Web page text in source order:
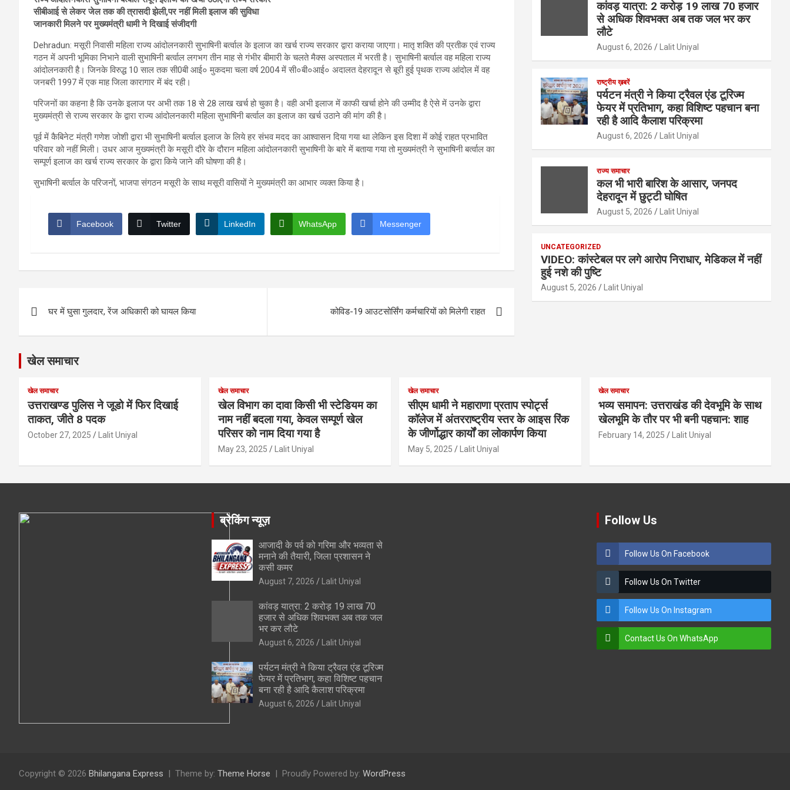
सीबीआई से लेकर जेल तक की त्रासदी झेली,पर नहीं मिली इलाज की सुविधा
जानकारी मिलने पर मुख्यमंत्री धामी ने दिखाई संजीदगी
Dehradun: मसूरी निवासी महिला राज्य आंदोलनकारी सुभाषिनी बर्त्वाल के इलाज का खर्च राज्य सरकार द्वारा कराया जाएगा। मातृ शक्ति की प्रतीक एवं राज्य
गठन में अपनी भूमिका निभाने वाली सुभाषिनी बर्त्वाल लगभग तीन माह से गंभीर बीमारी के चलते मैक्स अस्पताल में भरती है। सुभाषिनी बर्त्वाल वह महिला राज्य
आंदोलनकारी है। जिनके विरुद्ध 10 साल तक सी0बी आई० मुकदमा चला वर्ष 2004 में सी०बी०आई० अदालत देहरादून से बूरी हुई पृथक राज्य आंदोल में वह
जनबरी 1997 में एक माह जिला कारागार में बंद रही।
परिजनों का कहना है कि उनके इलाज पर अभी तक 18 से 28 लाख खर्च हो चुका है। वही अभी इलाज में काफी खर्चा होने की उम्मीद है ऐसे में उनके द्वारा
मुख्यमंत्री से राज्य सरकार के द्वारा राज्य आंदोलनकारी महिला सुभाषिनी बर्त्वाल का इलाज का खर्च उठाने की मांग की है।
पूर्व में कैबिनेट मंत्री गणेश जोशी द्वारा भी सुभाषिनी बर्त्वाल इलाज के लिये हर संभव मदद का आश्वासन दिया गया था लेकिन इस दिशा में कोई राहत प्रभावित
परिवार को नहीं मिली। उधर आज मुख्यमंत्री के मसूरी दौरे के दौरान महिला आंदोलनकारी सुभाषिनी के बारे में बताया गया तो मुख्यमंत्री ने सुभाषिनी बर्त्वाल का
सम्पूर्ण इलाज का खर्च राज्य सरकार के द्वारा किये जाने की घोषणा की है।
सुभाषिनी बर्त्वाल के परिजनों, भाजपा संगठन मसूरी के साथ मसूरी वासियों ने मुख्यमंत्री का आभार व्यक्त किया है।
Facebook Twitter LinkedIn WhatsApp Messenger
navigation
घर में घुसा गुलदार, रेंज अधिकारी को घायल किया कोविड-19 आउटसोर्सिंग कर्मचारियों को मिलेगी राहत
कांवड़ यात्रा: 2 करोड़ 19 लाख 70 हजार
से अधिक शिवभक्त अब तक जल भर कर
लौटे
August 6, 2026 Lalit Uniyal
राष्ट्रीय ख़बरें
पर्यटन मंत्री ने किया ट्रैवल एंड टूरिज्म
फेयर में प्रतिभाग, कहा विशिष्ट पहचान बना
रही है आदि कैलाश परिक्रमा
August 6, 2026 Lalit Uniyal
राज्य समाचार
कल भी भारी बारिश के आसार, जनपद
देहरादून में छुट्टी घोषित
August 5, 2026 Lalit Uniyal
UNCATEGORIZED
VIDEO: कांस्टेबल पर लगे आरोप निराधार, मेडिकल में नहीं
हुई नशे की पुष्टि
August 5, 2026 Lalit Uniyal
खेल समाचार
खेल समाचार
उत्तराखण्ड पुलिस ने जूडो में फिर दिखाई
ताकत, जीते 8 पदक
October 27, 2025 Lalit Uniyal
खेल समाचार
खेल विभाग का दावा किसी भी स्टेडियम का
नाम नहीं बदला गया, केवल सम्पूर्ण खेल
परिसर को नाम दिया गया है
May 23, 2025 Lalit Uniyal
खेल समाचार
सीएम धामी ने महाराणा प्रताप स्पोर्ट्स
कॉलेज में अंतरराष्ट्रीय स्तर के आइस रिंक
के जीर्णोद्धार कार्यों का लोकार्पण किया
May 5, 2025 Lalit Uniyal
खेल समाचार
भव्य समापन: उत्तराखंड की देवभूमि के साथ
खेलभूमि के तौर पर भी बनी पहचान: शाह
February 14, 2025 Lalit Uniyal
ब्रेकिंग न्यूज़
आजादी के पर्व को गरिमा और भव्यता से
मनाने की तैयारी, जिला प्रशासन ने
कसी कमर
August 7, 2026 Lalit Uniyal
कांवड़ यात्रा: 2 करोड़ 19 लाख 70
हजार से अधिक शिवभक्त अब तक जल
भर कर लौटे
August 6, 2026 Lalit Uniyal
पर्यटन मंत्री ने किया ट्रैवल एंड टूरिज्म
फेयर में प्रतिभाग, कहा विशिष्ट पहचान
बना रही है आदि कैलाश परिक्रमा
August 6, 2026 Lalit Uniyal
Follow Us
Follow Us On Facebook
Follow Us On Twitter
Follow Us On Instagram
Contact Us On WhatsApp
Copyright © 2026 Bhilangana Express Theme by: Theme Horse Proudly Powered by: WordPress